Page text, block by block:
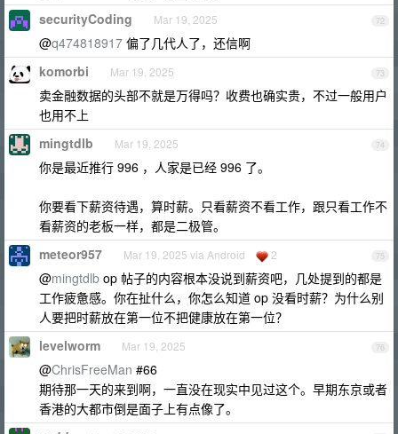
72
securityCoding Mar 19, 2025
@q474818917 偏了几代人了，还信啊
73
komorbi Mar 19, 2025
卖金融数据的头部不就是万得吗？收费也确实贵，不过一般用户
也用不上
74
mingtdlb Mar 19, 2025
你是最近推行 996 ，人家是已经 996 了。
你要看下薪资待遇，算时薪。只看薪资不看工作，跟只看工作不
看薪资的老板一样，都是二极管。
75
meteor957 Mar 19, 2025 via Android 2
@mingtdlb op 帖子的内容根本没说到薪资吧，几处提到的都是
工作疲惫感。你在扯什么，你怎么知道 op 没看时薪？为什么别
人要把时薪放在第一位不把健康放在第一位？
76
levelworm Mar 19, 2025
@ChrisFreeMan #66
期待那一天的来到啊，一直没在现实中见过这个。早期东京或者
香港的大都市倒是面子上有点像了。